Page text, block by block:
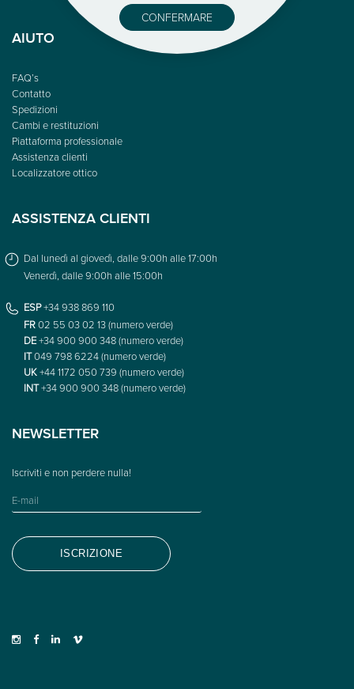
AIUTO
FAQ’s
Contatto
Spedizioni
Cambi e restituzioni
Piattaforma professionale
Assistenza clienti
Localizzatore ottico
ASSISTENZA CLIENTI
Dal lunedì al giovedì, dalle 9:00h alle 17:00h
Venerdì, dalle 9:00h alle 15:00h
ESP+34 938 869 110
FR02 55 03 02 13 (numero verde)
DE+34 900 900 348 (numero verde)
IT049 798 6224 (numero verde)
UK+44 1172 050 739 (numero verde)
INT+34 900 900 348 (numero verde)
NEWSLETTER
CONFERMARE